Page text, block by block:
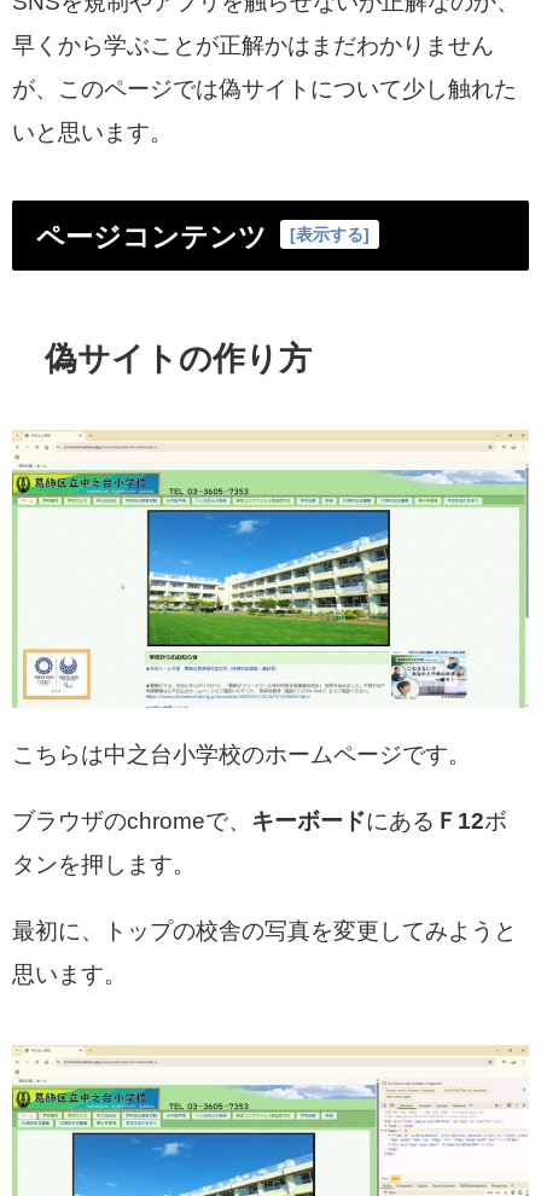
早くから学ぶことが正解かはまだわかりません
が、このページでは偽サイトについて少し触れた
いと思います。
ページコンテンツ [表示する]
偽サイトの作り方
こちらは中之台小学校のホームページです。
ブラウザのchromeで、 キーボードにある Ｆ12ボ
タンを押します。
最初に、トップの校舎の写真を変更してみようと
思います。